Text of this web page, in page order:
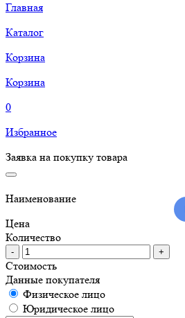
Главная
Каталог
Корзина
Корзина
0
Избранное
Заявка на покупку товара
Наименование
Цена
Количество
- +
Стоимость
Данные покупателя
Физическое лицо
Юридическое лицо